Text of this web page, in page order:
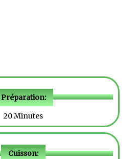
Préparation:
20 Minutes
Cuisson: